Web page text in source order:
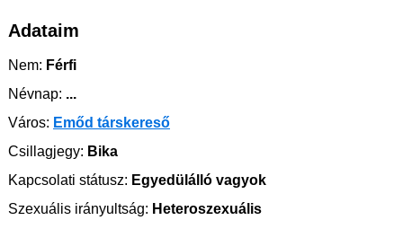
Adataim
Nem: Férfi
Névnap: ...
Város: Emőd társkereső
Csillagjegy: Bika
Kapcsolati státusz: Egyedülálló vagyok
Szexuális irányultság: Heteroszexuális